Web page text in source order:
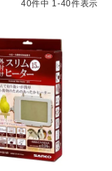
40件中 1-40件表示